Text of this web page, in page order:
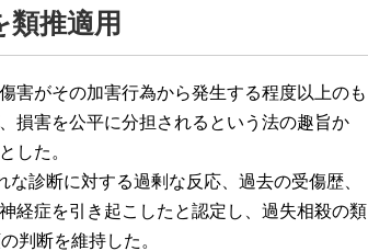
推適用
害がその加害行為から発生する程度以上のも
損害を公平に分担されるという法の趣旨か
した。
診断に対する過剰な反応、過去の受傷歴、
経症を引き起こしたと認定し、過失相殺の類
判断を維持した。